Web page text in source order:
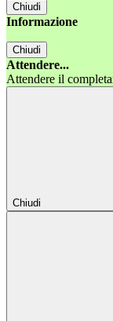
Chiudi
Informazione
Chiudi
Attendere...
Attendere il
Chiudi